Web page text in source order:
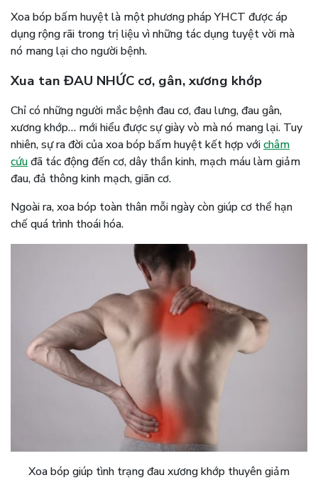
Xoa bóp bấm huyệt là một phương pháp YHCT được áp
dụng rộng rãi trong trị liệu vì những tác dụng tuyệt vời mà
nó mang lại cho người bệnh.
Xua tan ĐAU NHỨC cơ, gân, xương khớp
Chỉ có những người mắc bệnh đau cơ, đau lưng, đau gân,
xương khớp… mới hiểu được sự giày vò mà nó mang lại. Tuy
nhiên, sự ra đời của xoa bóp bấm huyệt kết hợp vớichâm
cứuđã tác động đến cơ, dây thần kinh, mạch máu làm giảm
đau, đả thông kinh mạch, giãn cơ.
Ngoài ra, xoa bóp toàn thân mỗi ngày còn giúp cơ thể hạn
chế quá trình thoái hóa.
Xoa bóp giúp tình trạng đau xương khớp thuyên giảm